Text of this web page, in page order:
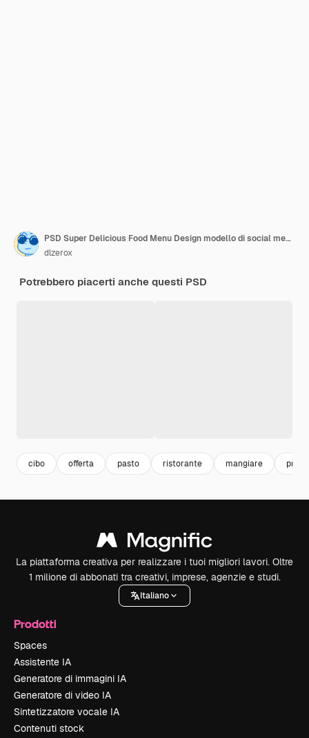
PSD Super Delicious Food Menu Design modello di social media
dlzerox
Potrebbero piacerti anche questi PSD
cibo offerta pasto ristorante mangiare
La piattaforma creativa per realizzare i tuoi migliori lavori. Oltre
1 milione di abbonati tra creativi, imprese, agenzie e studi.
Italiano
Prodotti
Spaces
Assistente IA
Generatore di immagini IA
Generatore di video IA
Sintetizzatore vocale IA
Contenuti stock